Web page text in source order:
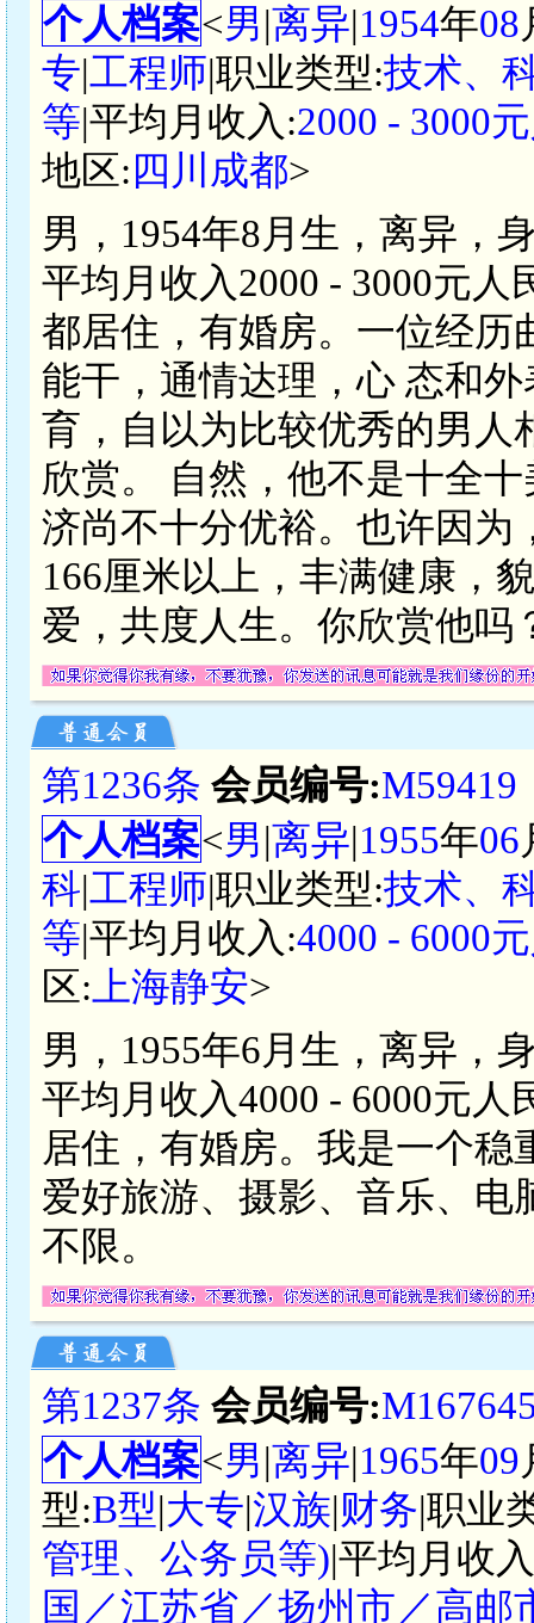
个人档案<男|离异|1954年08
专|工程师|职业类型:技术、
等|平均月收入:2000 - 3000
地区: 四川成都>
男，1954年8月生，离异，
平均月收入2000 - 3000元
都居住，有婚房。一位经历
能干，通情达理，心 态和
育，自以为比较优秀的男人
欣赏。 自然，他不是十全
济尚不十分优裕。也许因为
166厘米以上，丰满健康，
爱，共度人生。你欣赏他吗
第1236条 会员编号:M59419
个人档案<男|离异|1955年06
科|工程师|职业类型:技术、
等|平均月收入:4000 - 6000
区: 上海静安>
男，1955年6月生，离异，
平均月收入4000 - 6000元
居住，有婚房。我是一个
爱好旅游、摄影、音乐、电
不限。
第1237条 会员编号:
个人档案<男|离异|1965年09
型:B型|大专|汉族|财务|职业
管理、公务员等)|平均月收
国／江苏省／扬州市／高邮